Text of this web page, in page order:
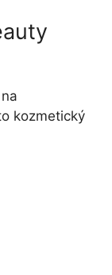
kozmetický